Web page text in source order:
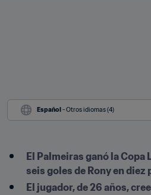
Español - Otros idiomas (4)
El Palmeiras ganó la
seis goles de Rony en diez
El jugador, de 26 años,